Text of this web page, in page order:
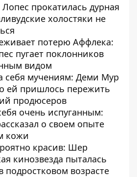
прокатилась дурная
холостяки не
потерю Аффлека:
пугает поклонников
видом
себя мучениям: Деми Мур
ей пришлось пережить
продюсеров
очень испуганным:
о своем опыте
кожи
красив: Шер
кинозвезда пыталась
подростковом возрасте